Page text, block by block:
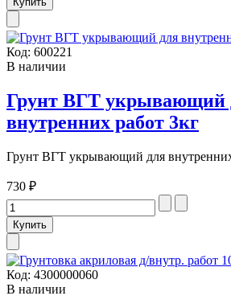
Код: 600221
В наличии
Грунт ВГТ укрывающий
внутренних работ 3кг
Грунт ВГТ укрывающий для
730 ₽
Код: 4300000060
В наличии